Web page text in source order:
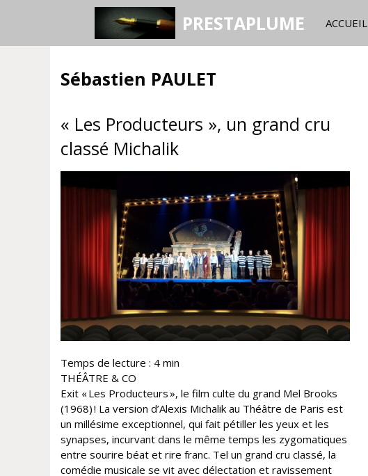
PRESTAPLUME ACCUEIL
Sébastien PAULET
« Les Producteurs », un grand cru
classé Michalik
Temps de lecture : 4 min
THÉÂTRE & CO
Exit « Les Producteurs », le film culte du grand Mel Brooks
(1968) ! La version d’Alexis Michalik au Théâtre de Paris est
un millésime exceptionnel, qui fait pétiller les yeux et les
synapses, incurvant dans le même temps les zygomatiques
entre sourire béat et rire franc. Tel un grand cru classé, la
comédie musicale se vit avec délectation et ravissement